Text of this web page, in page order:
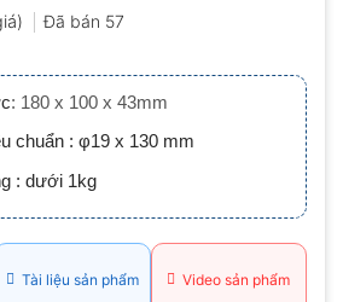
Đã bán 57
: 180 x 100 x 43mm
chuẩn : φ19 x 130 mm
: dưới 1kg
Tài liệu sản phẩm Video sản phẩm